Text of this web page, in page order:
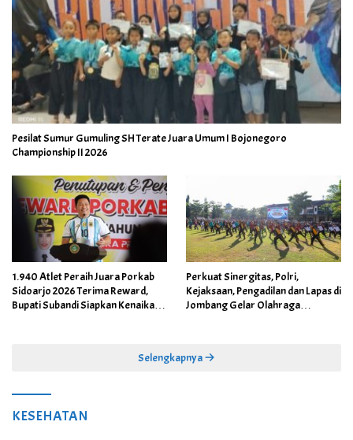
Pesilat Sumur Gumuling SH Terate Juara Umum I Bojonegoro
Championship II 2026
1.940 Atlet Peraih Juara Porkab
Sidoarjo 2026 Terima Reward,
Bupati Subandi Siapkan Kenaikan
Perkuat Sinergitas, Polri,
Kejaksaan, Pengadilan dan Lapas di
Jombang Gelar Olahraga
Selengkapnya
KESEHATAN